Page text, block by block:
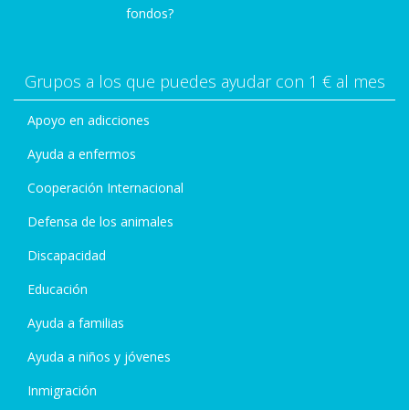
fondos?
Grupos a los que puedes ayudar con 1 € al mes
Apoyo en adicciones
Ayuda a enfermos
Cooperación Internacional
Defensa de los animales
Discapacidad
Educación
Ayuda a familias
Ayuda a niños y jóvenes
Inmigración